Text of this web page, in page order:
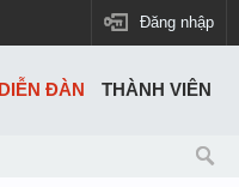
Đăng nhập
DIỄN ĐÀN THÀNH VIÊN